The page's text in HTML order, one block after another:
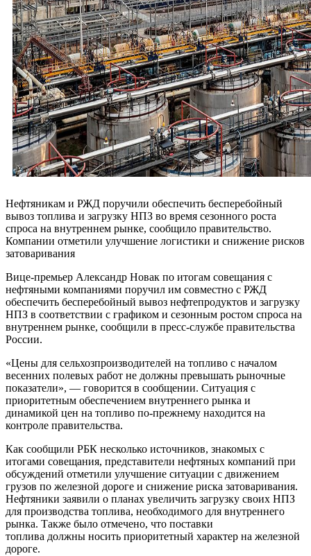
Нефтяникам и РЖД поручили обеспечить бесперебойный
вывоз топлива и загрузку НПЗ во время сезонного роста
спроса на внутреннем рынке, сообщило правительство.
Компании отметили улучшение логистики и снижение рисков
затоваривания
Вице-премьер Александр Новак по итогам совещания с
нефтяными компаниями поручил им совместно с РЖД
обеспечить бесперебойный вывоз нефтепродуктов и загрузку
НПЗ в соответствии с графиком и сезонным ростом спроса на
внутреннем рынке, сообщили в пресс-службе правительства
России.
«Цены для сельхозпроизводителей на топливо с началом
весенних полевых работ не должны превышать рыночные
показатели», — говорится в сообщении. Ситуация с
приоритетным обеспечением внутреннего рынка и
динамикой цен на топливо по-прежнему находится на
контроле правительства.
Как сообщили РБК несколько источников, знакомых с
итогами совещания, представители нефтяных компаний при
обсуждений отметили улучшение ситуации с движением
грузов по железной дороге и снижение риска затоваривания.
Нефтяники заявили о планах увеличить загрузку своих НПЗ
для производства топлива, необходимого для внутреннего
рынка. Также было отмечено, что поставки
топлива должны носить приоритетный характер на железной
дороге.